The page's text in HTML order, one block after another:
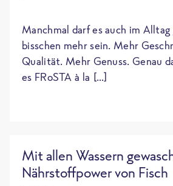
Manchmal darf es auch im Alltag
bisschen mehr sein. Mehr
Qualität. Mehr Genuss. Genau
es FRoSTA à la […]
Mit allen Wassern
Nährstoffpower von Fisch